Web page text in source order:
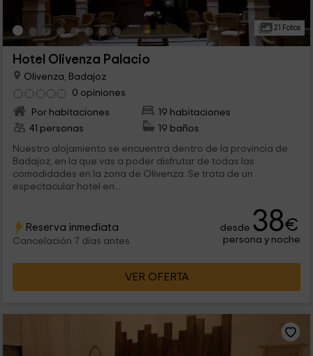
21 Fotos
Hotel Olivenza Palacio
Olivenza, Badajoz
0 opiniones
Por habitaciones
19 habitaciones
41 personas
19 baños
Nuestro alojamiento se encuentra dentro de la provincia de
Badajoz, en la que vas a poder disfrutar de todas las
comodidades en la zona de Olivenza. Se trata de un
espectacular hotel en...
Reserva inmediata
Cancelación 7 días antes
desde 38€
persona y noche
VER OFERTA